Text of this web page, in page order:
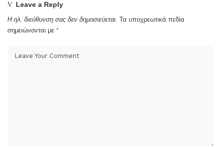
Leave a Reply
Η ηλ. διεύθυνση σας δεν δημοσιεύεται. Τα υποχρεωτικά πεδία
σημειώνονται με *